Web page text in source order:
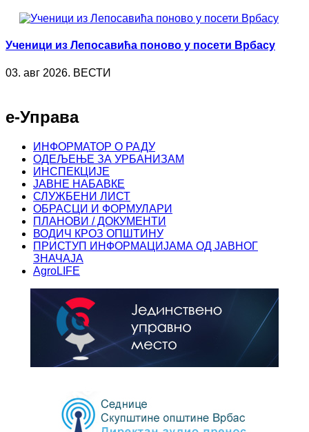
Ученици из Лепосавића поново у посети Врбасу
03. авг 2026. ВЕСТИ
е-Управа
ИНФОРМАТОР О РАДУ
ОДЕЉЕЊЕ ЗА УРБАНИЗАМ
ИНСПЕКЦИЈЕ
ЈАВНЕ НАБАВКЕ
СЛУЖБЕНИ ЛИСТ
ОБРАСЦИ И ФОРМУЛАРИ
ПЛАНОВИ / ДОКУМЕНТИ
ВОДИЧ КРОЗ ОПШТИНУ
ПРИСТУП ИНФОРМАЦИЈАМА ОД ЈАВНОГ
ЗНАЧАЈА
AgroLIFE